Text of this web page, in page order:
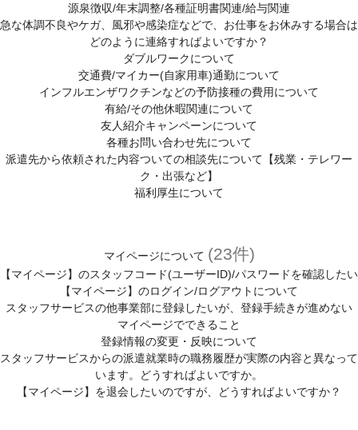
源泉徴収/年末調整/各種証明書関連/給与関連
急な体調不良やケガ、風邪や感染症などで、お仕事をお休みする場合は
どのように連絡すればよいですか？
ダブルワークについて
交通費/マイカー(自家用車)通勤について
インフルエンザワクチンなどの予防接種の費用について
有給/その他休暇関連について
友人紹介キャンペーンについて
各種お問い合わせ先について
派遣先から依頼された内容ついての相談先について【残業・テレワー
ク・出張など】
福利厚生について
マイページについて (23件)
【マイページ】のスタッフコード(ユーザーID)/パスワードを確認したい
【マイページ】のログイン/ログアウトについて
スタッフサービスの他事業部に登録したいが、登録手続きが進めない
マイページでできること
登録情報の変更・反映について
スタッフサービスからの派遣就業時の職務履歴が実際の内容と異なって
います。どうすればよいですか。
【マイページ】を退会したいのですが、どうすればよいですか？